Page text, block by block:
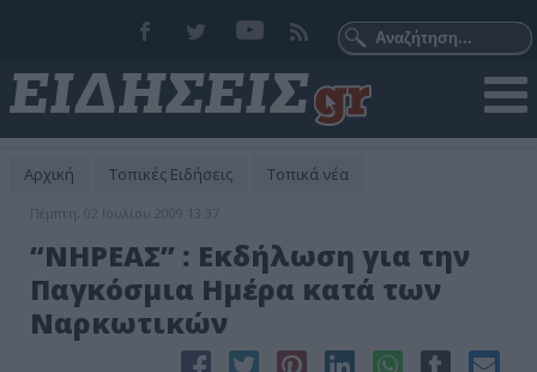
Αρχική Τοπικές Ειδήσεις Τοπικά νέα
Πέμπτη, 02 Ιουλίου 2009 13:37
“ΝΗΡΕΑΣ” : Εκδήλωση για την
Παγκόσμια Ημέρα κατά των
Ναρκωτικών